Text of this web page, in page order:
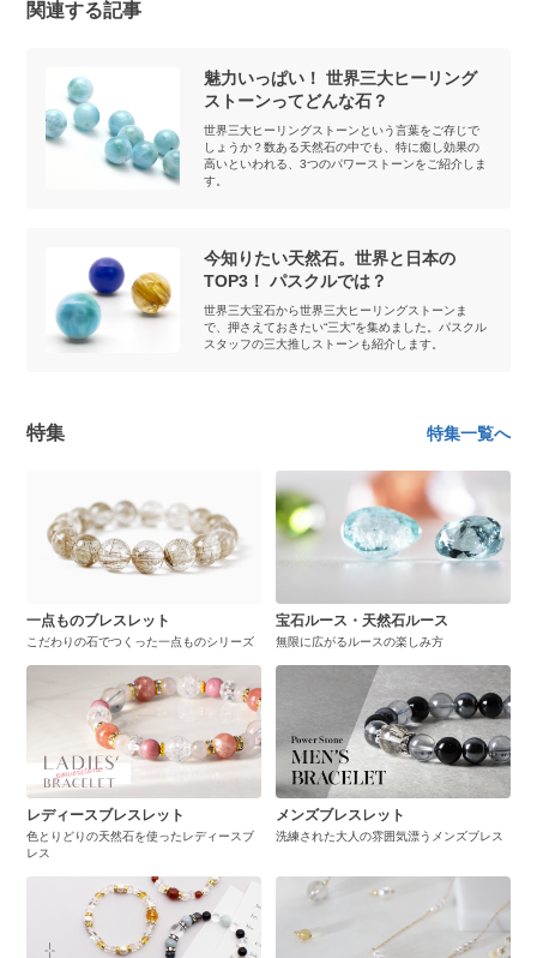
関連する記事
魅力いっぱい！ 世界三大ヒーリング
ストーンってどんな石？
世界三大ヒーリングストーンという言葉をご存じで
しょうか？数ある天然石の中でも、特に癒し効果の
高いといわれる、3つのパワーストーンをご紹介しま
す。
今知りたい天然石。世界と日本の
TOP3！ パスクルでは？
世界三大宝石から世界三大ヒーリングストーンま
で、押さえておきたい“三大”を集めました。パスクル
スタッフの三大推しストーンも紹介します。
特集 特集一覧へ
一点ものブレスレット
こだわりの石でつくった一点ものシリーズ
宝石ルース・天然石ルース
無限に広がるルースの楽しみ方
レディースブレスレット
色とりどりの天然石を使ったレディースブ
レス
メンズブレスレット
洗練された大人の雰囲気漂うメンズブレス